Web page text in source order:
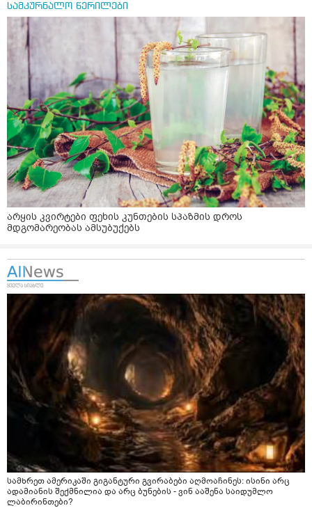
სამკურნალო წერილები
არყის კვირტები ფეხის კუნთების სპაზმის დროს
მდგომარეობას ამსუბუქებს
სამხრეთ ამერიკაში გიგანტური გვირაბები აღმოაჩინეს: ისინი არც
ადამიანის შექმნილია და არც ბუნების - ვინ ააშენა საიდუმლო
ლაბირინთები?